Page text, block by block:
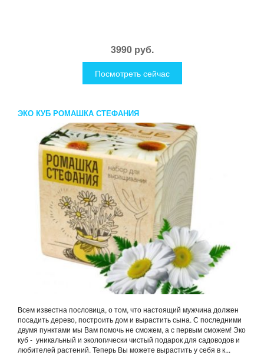
3990 руб.
Посмотреть сейчас
ЭКО КУБ РОМАШКА СТЕФАНИЯ
Всем известна пословица, о том, что настоящий мужчина должен
посадить дерево, построить дом и вырастить сына. С последними
двумя пунктами мы Вам помочь не сможем, а с первым сможем! Эко
куб - уникальный и экологически чистый подарок для садоводов и
любителей растений. Теперь Вы можете вырастить у себя в к...